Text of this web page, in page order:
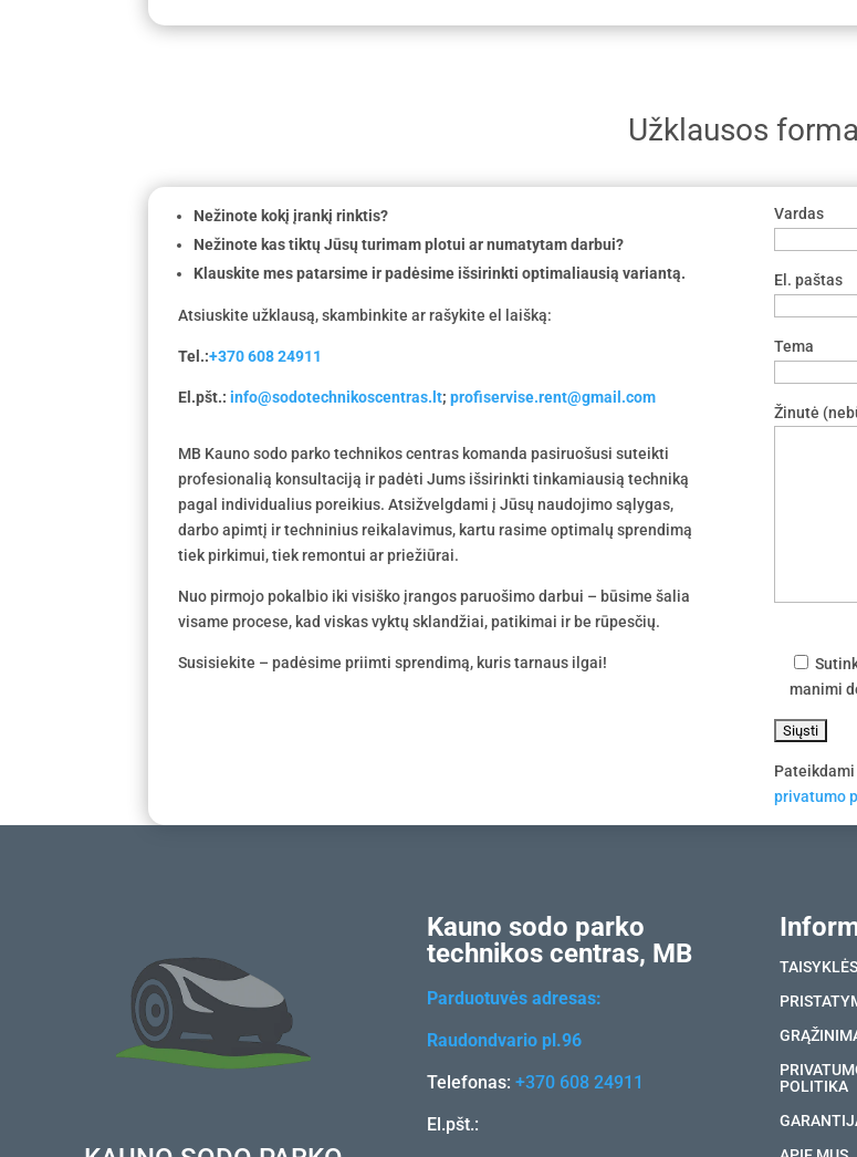
Užklausos forma
Nežinote kokį įrankį rinktis?
Nežinote kas tiktų Jūsų turimam plotui ar numatytam darbui?
Klauskite mes patarsime ir padėsime išsirinkti optimaliausią variantą.
Atsiuskite užklausą, skambinkite ar rašykite el laišką:
Tel.:+370 608 24911
El.pšt.:info@sodotechnikoscentras.lt;profiservise.rent@gmail.com
MB Kauno sodo parko technikos centras komanda pasiruošusi suteikti
profesionalią konsultaciją ir padėti Jums išsirinkti tinkamiausią techniką
pagal individualius poreikius. Atsižvelgdami į Jūsų naudojimo sąlygas,
darbo apimtį ir techninius reikalavimus, kartu rasime optimalų sprendimą
tiek pirkimui, tiek remontui ar priežiūrai.
Nuo pirmojo pokalbio iki visiško įrangos paruošimo darbui – būsime šalia
visame procese, kad viskas vyktų sklandžiai, patikimai ir be rūpesčių.
Susisiekite – padėsime priimti sprendimą, kuris tarnaus ilgai!
Vardas
El. paštas
Tema
Žinutė
manimi
privatumo
Kauno sodo parko
technikos centras, MB
Parduotuvės adresas:
Raudondvario pl.96
Telefonas:+370 608 24911
El.pšt.:
TAISYKLĖS
POLITIKA